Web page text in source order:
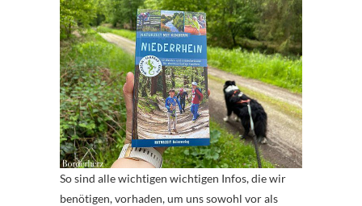
So sind alle wichtigen wichtigen Infos, die wir
benötigen, vorhaden, um uns sowohl vor als